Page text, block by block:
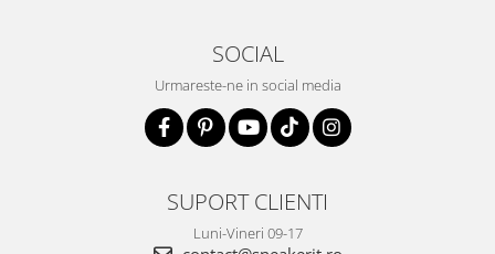
SOCIAL
Urmareste-ne in social media
SUPORT CLIENTI
Luni-Vineri 09-17